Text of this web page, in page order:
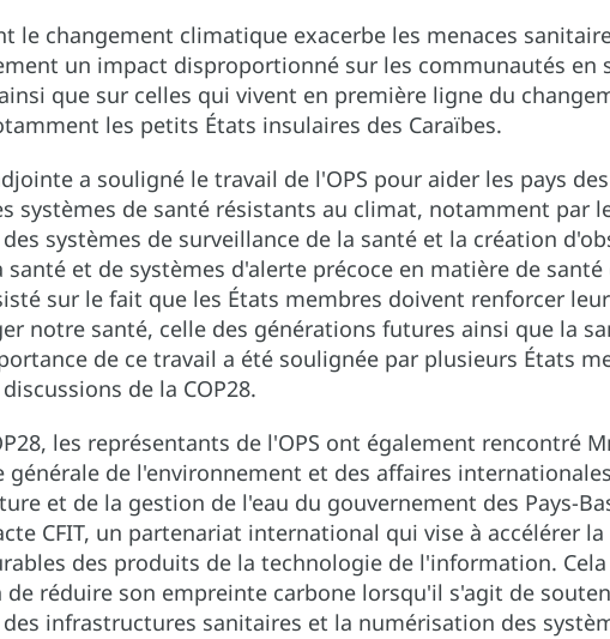
le changement climatique exacerbe les menaces
un impact disproportionné sur les communautés en
que sur celles qui vivent en première ligne du
les petits États insulaires des Caraïbes.
a souligné le travail de l'OPS pour aider les pays
systèmes de santé résistants au climat, notamment par
systèmes de surveillance de la santé et la création
et de systèmes d'alerte précoce en matière de
sur le fait que les États membres doivent renforcer
notre santé, celle des générations futures ainsi que la
de ce travail a été soulignée par plusieurs États
de la COP28.
les représentants de l'OPS ont également rencontré
générale de l'environnement et des affaires
et de la gestion de l'eau du gouvernement des Pays-
CFIT, un partenariat international qui vise à accélérer
des produits de la technologie de l'information.
réduire son empreinte carbone lorsqu'il s'agit de
infrastructures sanitaires et la numérisation des